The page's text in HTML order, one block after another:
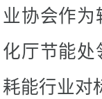
业协会作
化厅节能处
耗能行业对